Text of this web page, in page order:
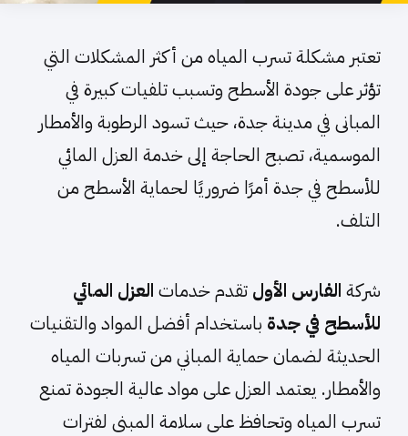
تعتبر مشكلة تسرب المياه من أكثر المشكلات التي
تؤثر على جودة الأسطح وتسبب تلفيات كبيرة في
المبانى في مدينة جدة، حيث تسود الرطوبة والأمطار
الموسمية، تصبح الحاجة إلى خدمة العزل المائي
للأسطح في جدة أمرًا ضروريًا لحماية الأسطح من
التلف.
شركة الفارس الأول تقدم خدمات العزل المائي
للأسطح في جدة باستخدام أفضل المواد والتقنيات
الحديثة لضمان حماية المباني من تسربات المياه
والأمطار. يعتمد العزل على مواد عالية الجودة تمنع
تسرب المياه وتحافظ على سلامة المبنى لفترات